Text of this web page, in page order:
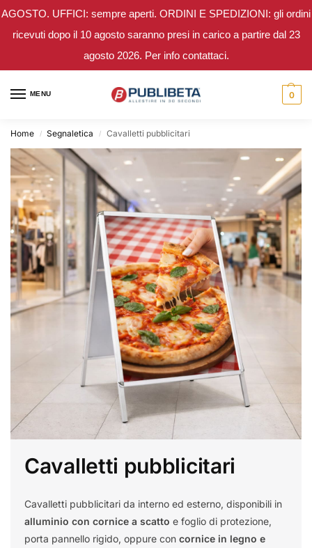
AGOSTO. UFFICI: sempre aperti. ORDINI E SPEDIZIONI: gli ordini
ricevuti dopo il 10 agosto saranno presi in carico a partire dal 23
agosto 2026. Per info contattaci.
MENU 0
Home / Segnaletica / Cavalletti pubblicitari
Cavalletti pubblicitari
Cavalletti pubblicitari da interno ed esterno, disponibili in
alluminio con cornice a scatto e foglio di protezione,
porta pannello rigido, oppure con cornice in legno e